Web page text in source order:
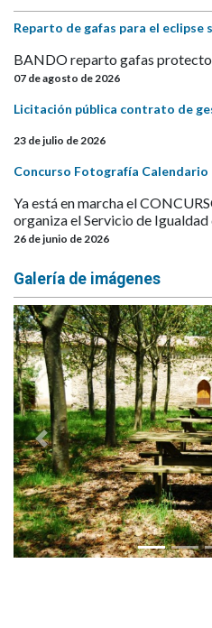
Reparto de gafas para el eclipse
BANDO reparto gafas
07 de agosto de 2026
Licitación pública contrato de
23 de julio de 2026
Concurso Fotografía
Ya está en marcha el
organiza el Servicio de Igualdad
26 de junio de 2026
Galería de imágenes
Anterior